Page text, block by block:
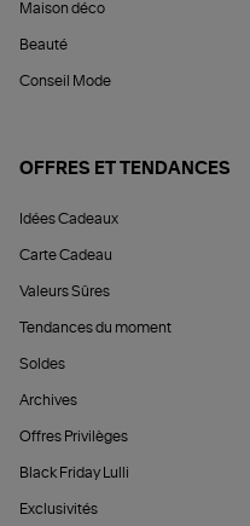
Maison déco
Beauté
Conseil Mode
OFFRES ET TENDANCES
Idées Cadeaux
Carte Cadeau
Valeurs Sûres
Tendances du moment
Soldes
Archives
Offres Privilèges
Black Friday Lulli
Exclusivités